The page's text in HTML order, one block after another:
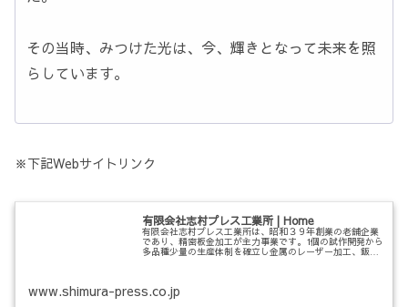
その当時、みつけた光は、今、輝きとなって未来を照
らしています。
※下記Webサイトリンク
有限会社志村プレス工業所 | Home
有限会社志村プレス工業所は、昭和３９年創業の老舗企業
であり、精密板金加工が主力事業です。1個の試作開発から
多品種少量の生産体制を確立し金属のレーザー加工、鈑
www.shimura-press.co.jp